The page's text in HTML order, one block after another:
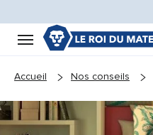
Accueil Nos conseils